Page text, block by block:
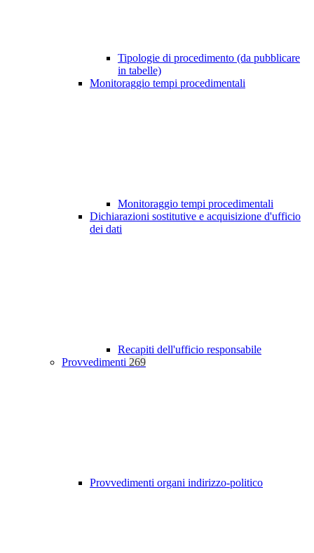
Tipologie di procedimento (da pubblicare
in tabelle)
Monitoraggio tempi procedimentali
Monitoraggio tempi procedimentali
Dichiarazioni sostitutive e acquisizione d'ufficio
dei dati
Recapiti dell'ufficio responsabile
Provvedimenti 269
Provvedimenti organi indirizzo-politico